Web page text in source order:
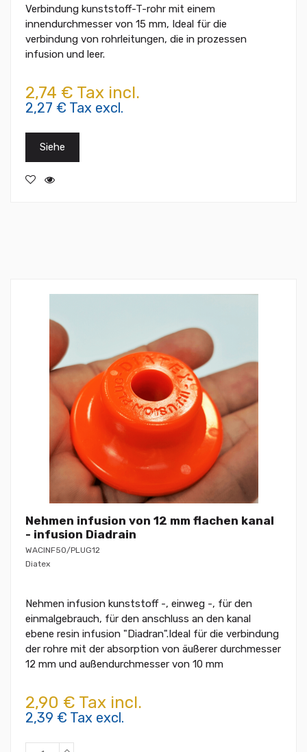
Verbindung kunststoff-T-rohr mit einem
innendurchmesser von 15 mm, Ideal für die
verbindung von rohrleitungen, die in prozessen
infusion und leer.
2,74 € Tax incl.
2,27 € Tax excl.
Siehe
Nehmen infusion von 12 mm flachen kanal
- infusion Diadrain
WACINF50/PLUG12
Diatex
Nehmen infusion kunststoff -, einweg -, für den
einmalgebrauch, für den anschluss an den kanal
ebene resin infusion "Diadran".Ideal für die verbindung
der rohre mit der absorption von äußerer durchmesser
12 mm und außendurchmesser von 10 mm
2,90 € Tax incl.
2,39 € Tax excl.